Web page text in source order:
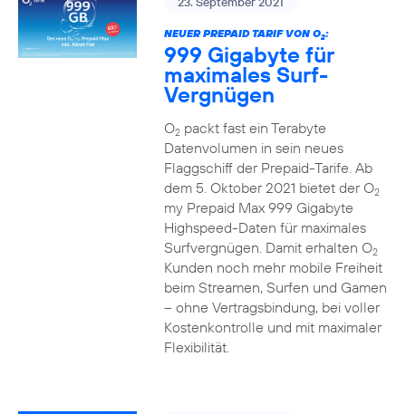
NEUER PREPAID TARIF VON O2:
999 Gigabyte für
maximales Surf-
Vergnügen
O2packt fast ein Terabyte
Datenvolumen in sein neues
Flaggschiff der Prepaid-Tarife. Ab
dem 5. Oktober 2021 bietet der O2
my Prepaid Max 999 Gigabyte
Highspeed-Daten für maximales
Surfvergnügen. Damit erhalten O2
Kunden noch mehr mobile Freiheit
beim Streamen, Surfen und Gamen
– ohne Vertragsbindung, bei voller
Kostenkontrolle und mit maximaler
Flexibilität.